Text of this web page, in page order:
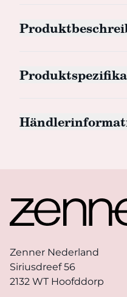
Zenner Nederland
Siriusdreef 56
2132 WT Hoofddorp